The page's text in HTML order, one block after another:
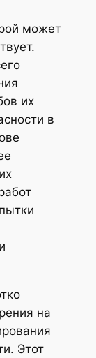
может
их
в
на
Этот